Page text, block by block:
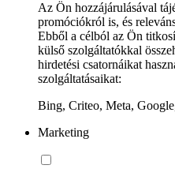
Az Ön hozzájárulásával
promóciókról is, és
Ebből a célból az Ön
külső szolgáltatókkal
hirdetési csatornáikat
szolgáltatásaikat:
Bing, Criteo, Meta,
Marketing